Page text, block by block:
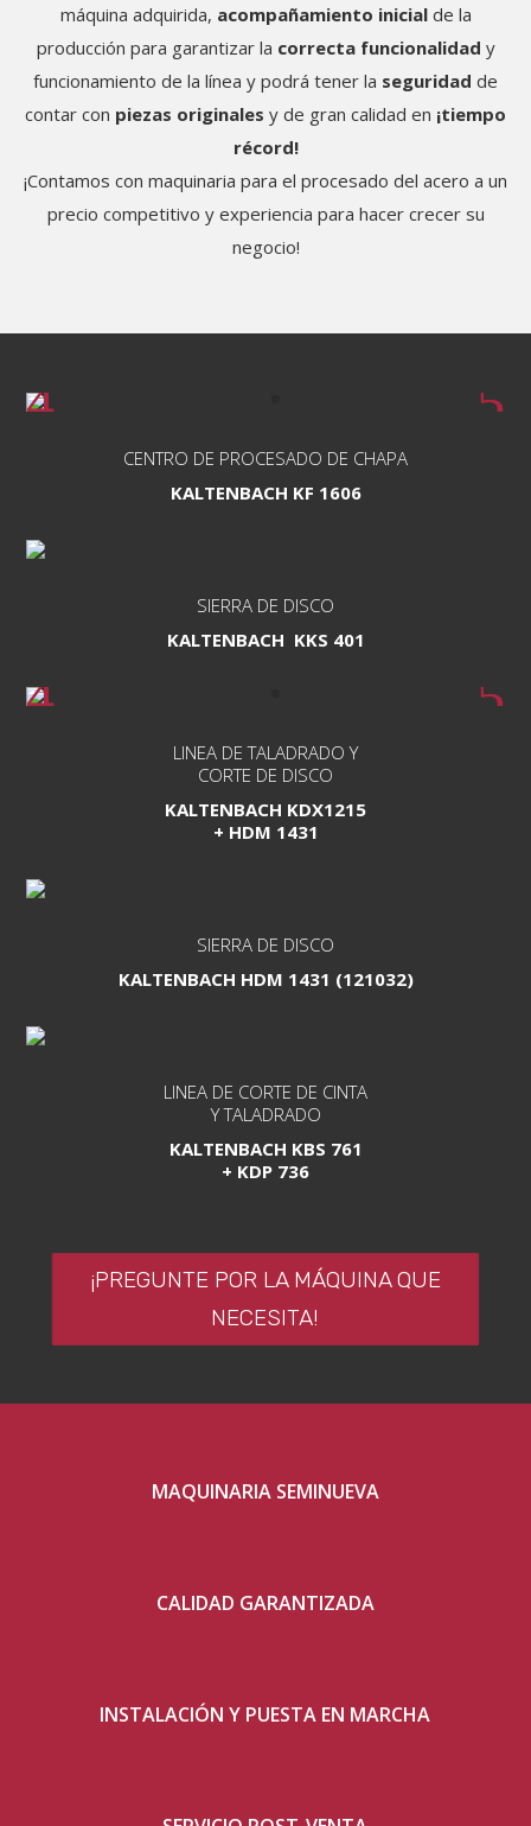
máquina adquirida, acompañamiento inicial de la
producción para garantizar la correcta funcionalidad y
funcionamiento de la línea y podrá tener la seguridad de
contar con piezas originales y de gran calidad en ¡tiempo
récord!
¡Contamos con maquinaria para el procesado del acero a un
precio competitivo y experiencia para hacer crecer su
negocio!
CENTRO DE PROCESADO DE CHAPA
KALTENBACH KF 1606
SIERRA DE DISCO
KALTENBACH KKS 401
LINEA DE TALADRADO Y
CORTE DE DISCO
KALTENBACH KDX1215
+ HDM 1431
SIERRA DE DISCO
KALTENBACH HDM 1431 (121032)
LINEA DE CORTE DE CINTA
Y TALADRADO
KALTENBACH KBS 761
+ KDP 736
¡PREGUNTE POR LA MÁQUINA QUE
NECESITA!
MAQUINARIA SEMINUEVA
CALIDAD GARANTIZADA
INSTALACIÓN Y PUESTA EN MARCHA